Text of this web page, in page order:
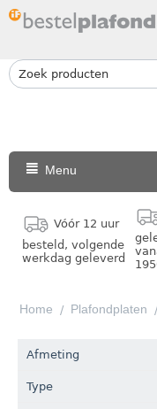
Menu
Vóór 12 uur
besteld, volgende
werkdag geleverd
Home / Plafondplaten /
Afmeting
Type